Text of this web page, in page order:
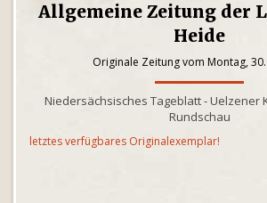
Allgemeine Zeitung der
Heide
Originale Zeitung vom Montag,
Niedersächsisches Tageblatt - Uelzener
Rundschau
letztes verfügbares Originalexemplar!